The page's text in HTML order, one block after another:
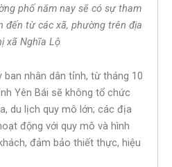
phố năm nay sẽ có sự tham
đến từ các xã, phường trên địa
xã Nghĩa Lộ
nhân dân tỉnh, từ tháng 10
Yên Bái sẽ không tổ chức
du lịch quy mô lớn; các địa
động với quy mô và hình
đảm bảo thiết thực, hiệu